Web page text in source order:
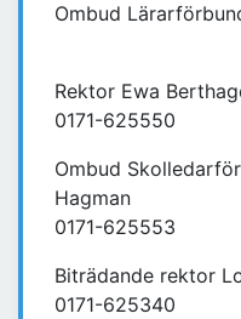
Ombud
Rektor Ewa
0171-625550
Ombud
Hagman
0171-625553
Biträdande rektor
0171-625340